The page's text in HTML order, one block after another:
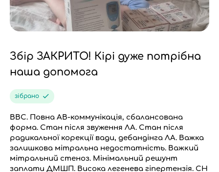
Збір ЗАКРИТО! Кірі дуже потрібна
наша допомога
зібрано
ВВС. Повна АВ-коммунікація, сбалансована
форма. Стан після звуження ЛА. Стан після
радикальної корекції вади, дебандінга ЛА. Важка
залишкова мітральна недостатність. Важкий
мітральний стеноз. Мінімальний решунт
заплати ДМШП. Висока легенева гіпертензія. СН